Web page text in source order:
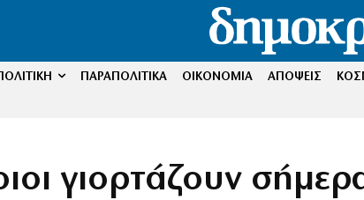
ΠΑΡΑΠΟΛΙΤΙΚΑ ΟΙΚΟΝΟΜΙΑ ΑΠΟΨΕΙΣ
γιορτάζουν